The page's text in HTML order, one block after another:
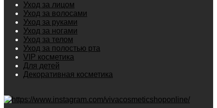
Уход за лицом
Уход за волосами
Уход за руками
Уход за ногами
Уход за телом
Уход за полостью рта
VIP косметика
Для детей
Декоративная косметика